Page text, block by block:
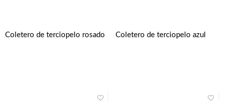
Coletero de terciopelo rosado Coletero de terciopelo azul